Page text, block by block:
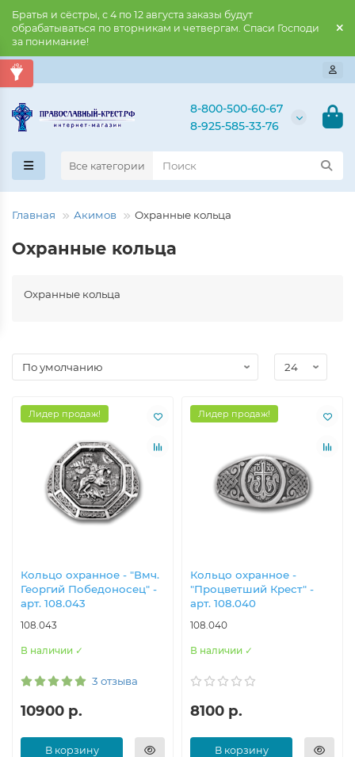
Братья и сёстры, с 4 по 12 августа заказы будут
обрабатываться по вторникам и четвергам. Спаси Господи
за понимание!
8-800-500-60-67
8-925-585-33-76
Все категории
Главная Акимов Охранные кольца
Охранные кольца
Охранные кольца
Лидер продаж!
Кольцо охранное - "Вмч.
Георгий Победоносец" -
арт. 108.043
108.043
В наличии ✓
3 отзыва
10900 р.
В корзину
Лидер продаж!
Кольцо охранное -
"Процветший Крест" -
арт. 108.040
108.040
В наличии ✓
8100 р.
В корзину